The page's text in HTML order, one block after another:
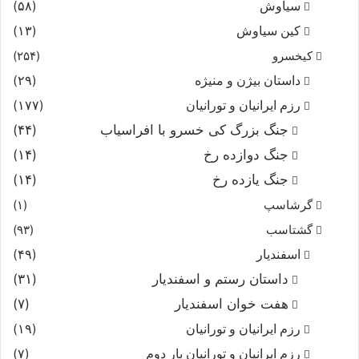
خردمند دانا نداند فسون
که از چنبر او سر آرد برون‏
بدین دانش و این دل هوشمند
بدین سرو بالا و راى بلند
ندانى همى چاره از مهر باز
همى مر ترا بند و تنبل فروخت
باروند چشم خرد را بدوخت‏
نخست آنک داماد کردت بدام
سیاوش
(۵۸)
کین سیاوش
(۱۳)
کیخسرو
(۲۵۴)
داستان بیژن و منیژه
(۲۹)
رزم ایرانیان و تورانیان
(۱۷۷)
جنگ بزرگ کی خسرو با افراسیاب
(۴۴)
جنگ دوازده رخ
(۱۴)
جنگ یازده رخ
(۱۴)
گرشاسپ
(۱)
گشتاسب
(۹۳)
اسفندیار
(۴۹)
داستان رستم و اسفندیار
(۳۱)
هفت خوان اسفندیار
(۷)
رزم ایرانیان و تورانیان
(۱۹)
رزم ایرانیان و تورانیان بار دوم
(۷)